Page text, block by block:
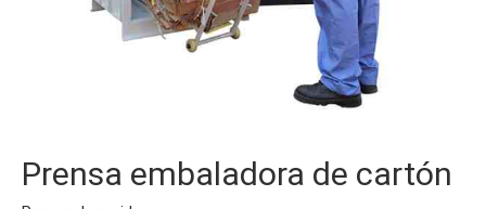
Prensa embaladora de cartón